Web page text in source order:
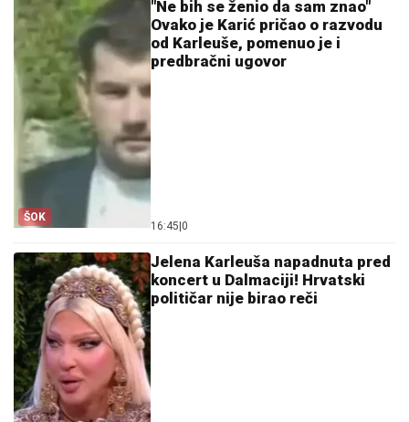
ŠOK
"Ne bih se ženio da sam znao"
Ovako je Karić pričao o razvodu
od Karleuše, pomenuo je i
predbračni ugovor
16:45 0
Jelena Karleuša napadnuta pred
koncert u Dalmaciji! Hrvatski
političar nije birao reči